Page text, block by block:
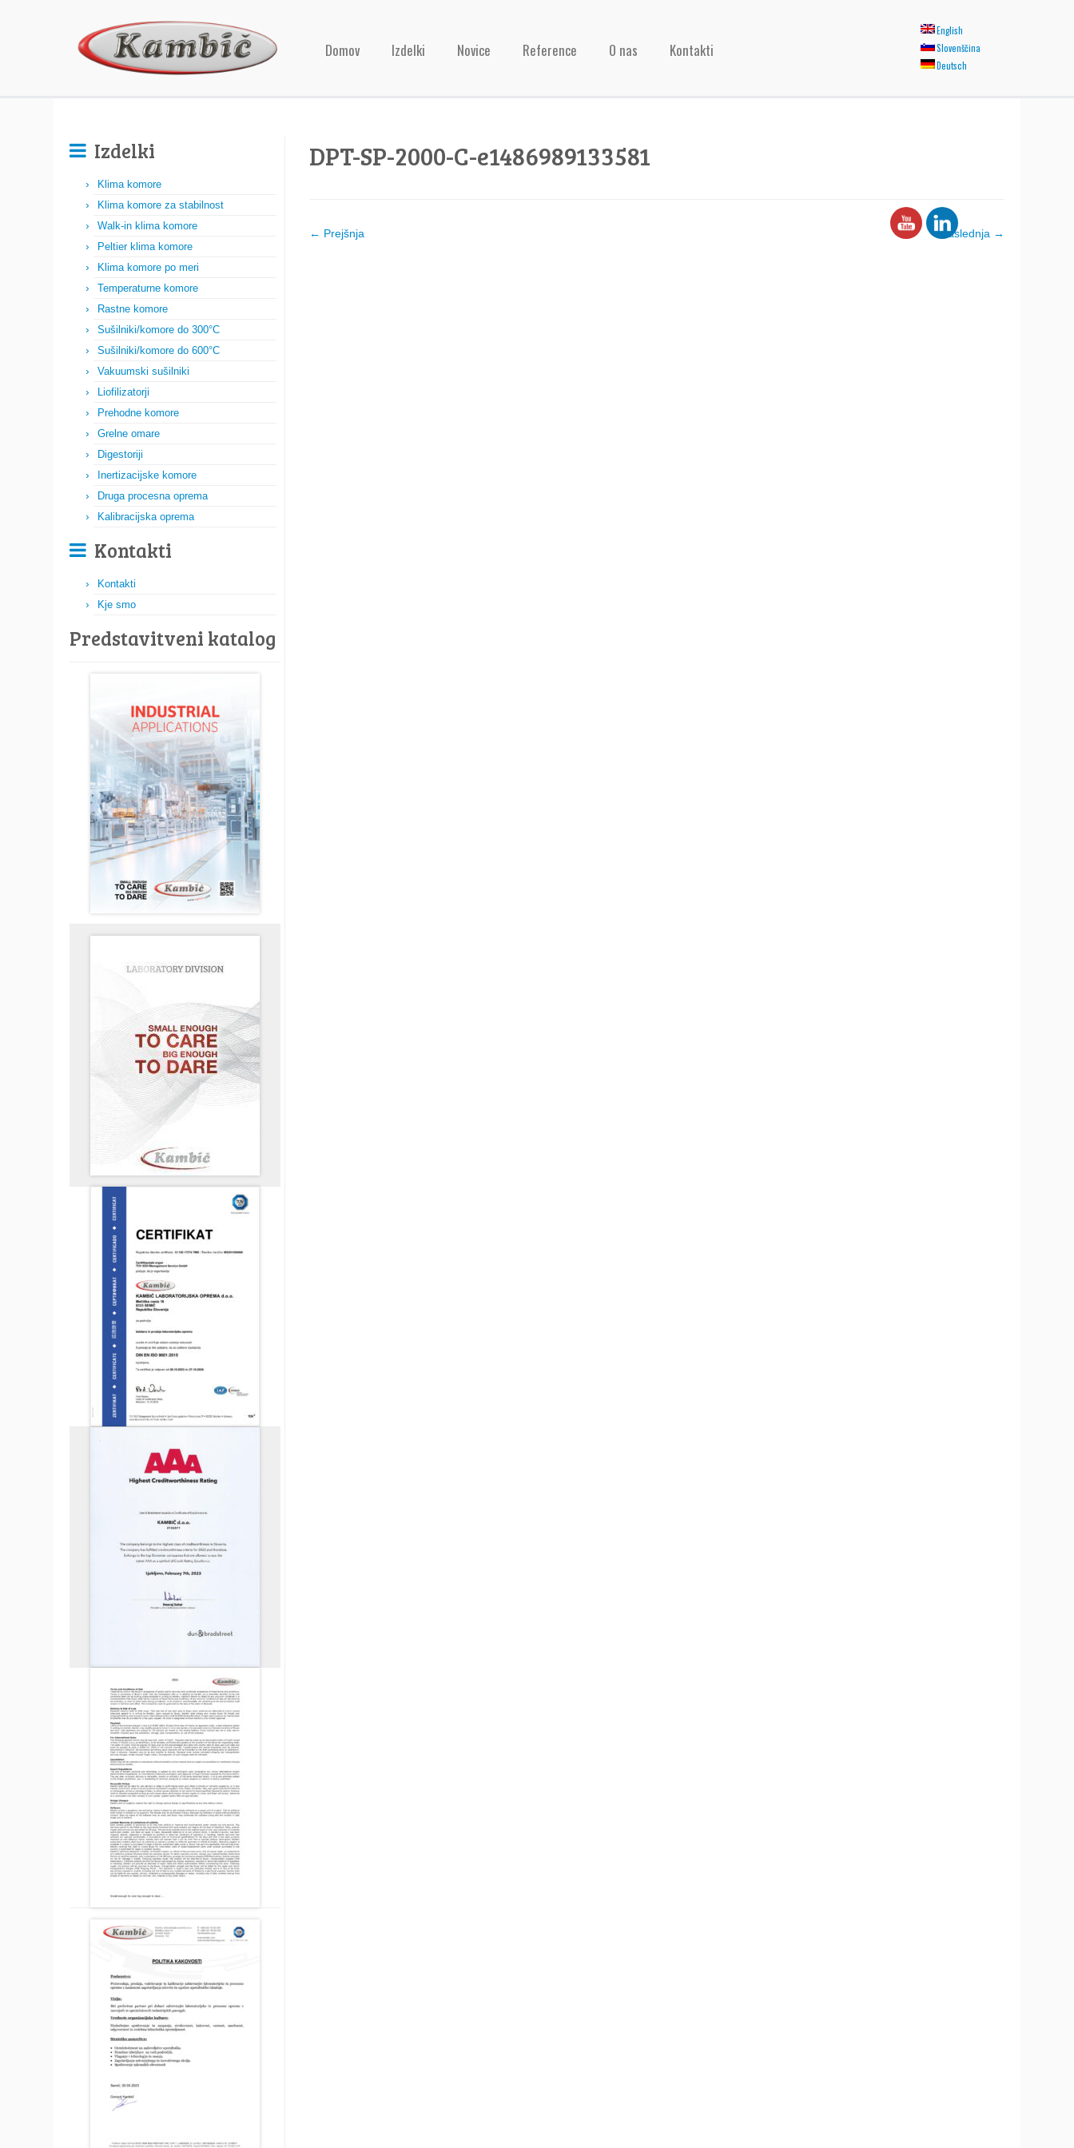
English
Slovenščina
Deutsch
Domov Izdelki Novice Reference O nas Kontakti
Izdelki
Klima komore
Klima komore za stabilnost
Walk-in klima komore
Peltier klima komore
Klima komore po meri
Temperaturne komore
Rastne komore
Sušilniki/komore do 300°C
Sušilniki/komore do 600°C
Vakuumski sušilniki
Liofilizatorji
Prehodne komore
Grelne omare
Digestoriji
Inertizacijske komore
Druga procesna oprema
Kalibracijska oprema
Kontakti
Kontakti
Kje smo
Predstavitveni katalog​​
DPT-SP-2000-C-e1486989133581
← Prejšnja Naslednja →